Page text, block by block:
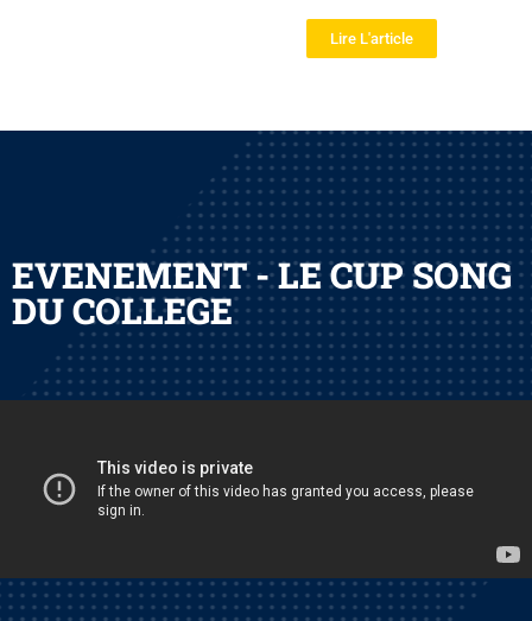
Lire L'article
EVENEMENT - LE CUP SONG
DU COLLEGE